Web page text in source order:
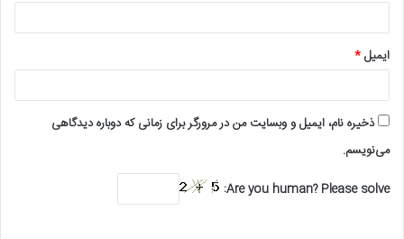
ایمیل*
ذخیره نام، ایمیل و وبسایت من در مرورگر برای زمانی که دوباره دیدگاهی
می‌نویسم.
Are you human? Please solve: